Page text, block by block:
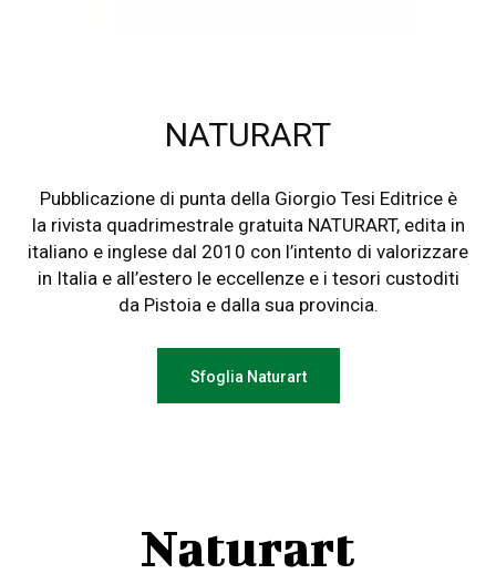
NATURART
Pubblicazione di punta della Giorgio Tesi Editrice è
la rivista quadrimestrale gratuita NATURART, edita in
italiano e inglese dal 2010 con l’intento di valorizzare
in Italia e all’estero le eccellenze e i tesori custoditi
da Pistoia e dalla sua provincia.
Sfoglia Naturart
Naturart